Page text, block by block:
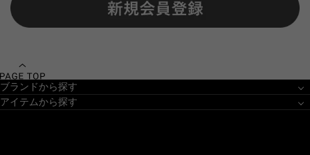
ブランドから探す
アイテムから探す